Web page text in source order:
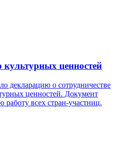
ценностей
декларацию о сотрудничестве
ценностей. Документ
работу всех стран-участниц.